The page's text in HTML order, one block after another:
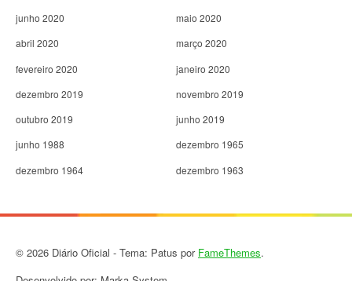
junho 2020
maio 2020
abril 2020
março 2020
fevereiro 2020
janeiro 2020
dezembro 2019
novembro 2019
outubro 2019
junho 2019
junho 1988
dezembro 1965
dezembro 1964
dezembro 1963
© 2026 Diário Oficial - Tema: Patus por FameThemes.